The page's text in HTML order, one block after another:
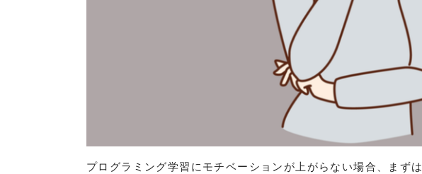
プログラミング学習にモチベーションが上がらない場合、まずは